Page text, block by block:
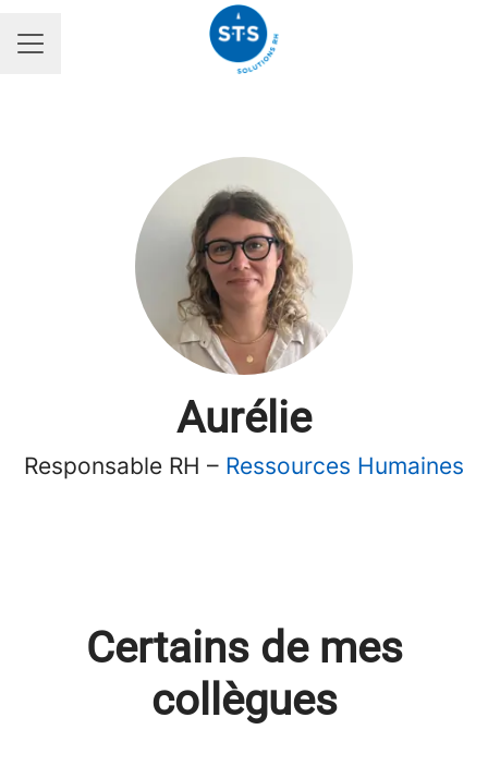
MENU CARRIÈRE
Aurélie
Responsable RH – Ressources Humaines
Certains de mes
collègues